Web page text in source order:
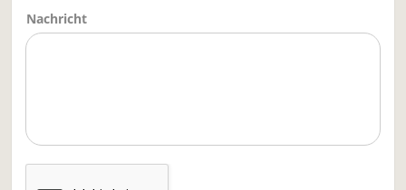
Nachricht